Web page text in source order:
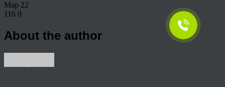
Мар 22
116 0
About the author